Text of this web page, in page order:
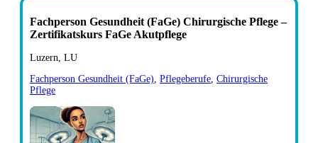
Fachperson Gesundheit (FaGe) Chirurgische Pflege –
Zertifikatskurs FaGe Akutpflege
Luzern, LU
Fachperson Gesundheit (FaGe) Pflegeberufe Chirurgische
Pflege